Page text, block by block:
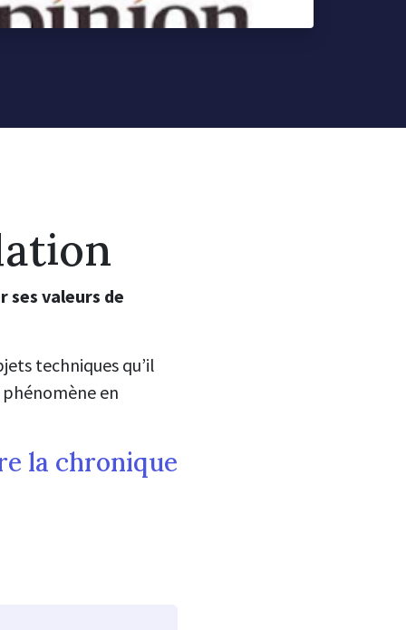
ses valeurs de
techniques qu’il
en
la chronique